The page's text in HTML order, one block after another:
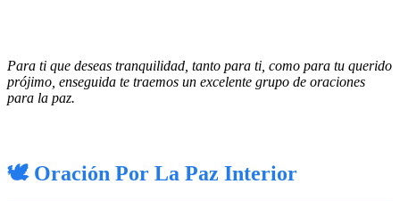
Para ti que deseas tranquilidad, tanto para ti, como para tu querido
prójimo, enseguida te traemos un excelente grupo de oraciones
para la paz.
🕊 Oración Por La Paz Interior